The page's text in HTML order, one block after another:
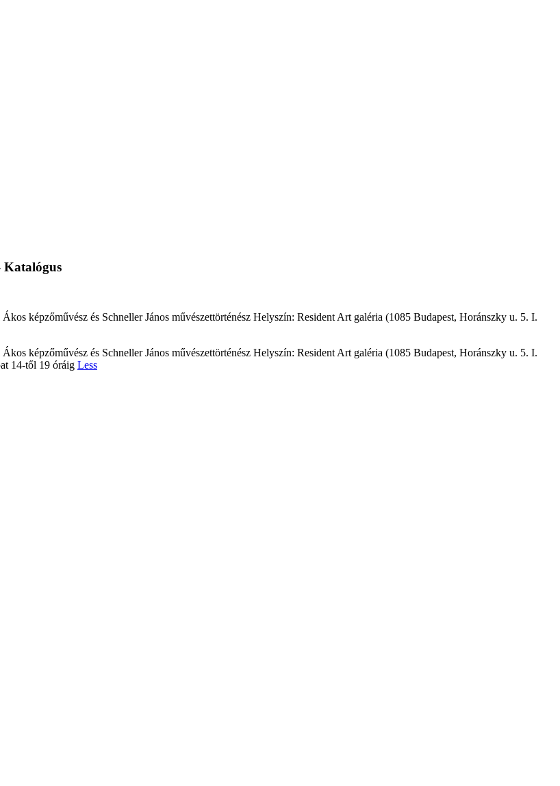
Katalógus
képzőművész és Schneller János művészettörténész Helyszín: Resident Art galéria (1085 Budapest, Horánszky u. 5. I.
képzőművész és Schneller János művészettörténész Helyszín: Resident Art galéria (1085 Budapest, Horánszky u. 5. I.
14-től 19 óráig Less